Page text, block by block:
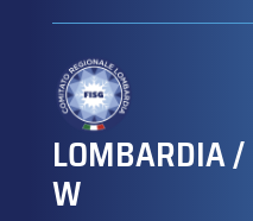
LOMBARDIA
W